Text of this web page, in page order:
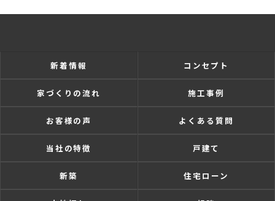
新着情報 コンセプト
家づくりの流れ 施工事例
お客様の声 よくある質問
当社の特徴 戸建て
新築 住宅ローン